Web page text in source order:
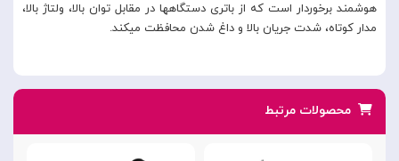
هوشمند برخوردار است که از باتری دستگاهها در مقابل توان بالا، ولتاژ بالا،
مدار کوتاه، شدت جریان بالا و داغ شدن محافظت میکند.
محصولات مرتبط